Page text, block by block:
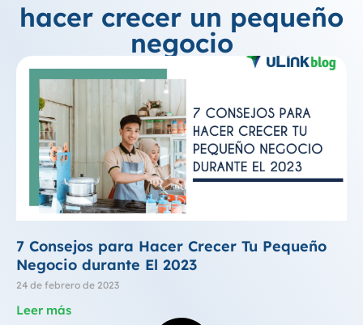
hacer crecer un pequeño
negocio
7 Consejos para Hacer Crecer Tu Pequeño
Negocio durante El 2023
24 de febrero de 2023
Leer más